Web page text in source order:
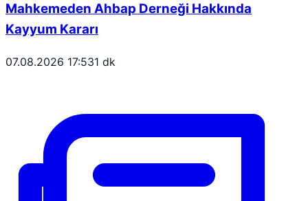
Mahkemeden Ahbap Derneği Hakkında
Kayyum Kararı
07.08.2026 17:531 dk